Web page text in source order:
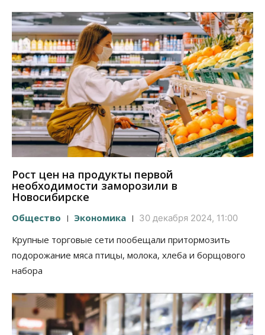
Рост цен на продукты первой
необходимости заморозили в
Новосибирске
Общество Экономика 30 декабря 2024, 11:00
Крупные торговые сети пообещали притормозить
подорожание мяса птицы, молока, хлеба и борщового
набора